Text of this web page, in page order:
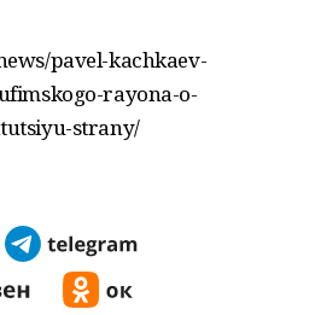
pavel-kachkaev-
rayona-o-
strany/